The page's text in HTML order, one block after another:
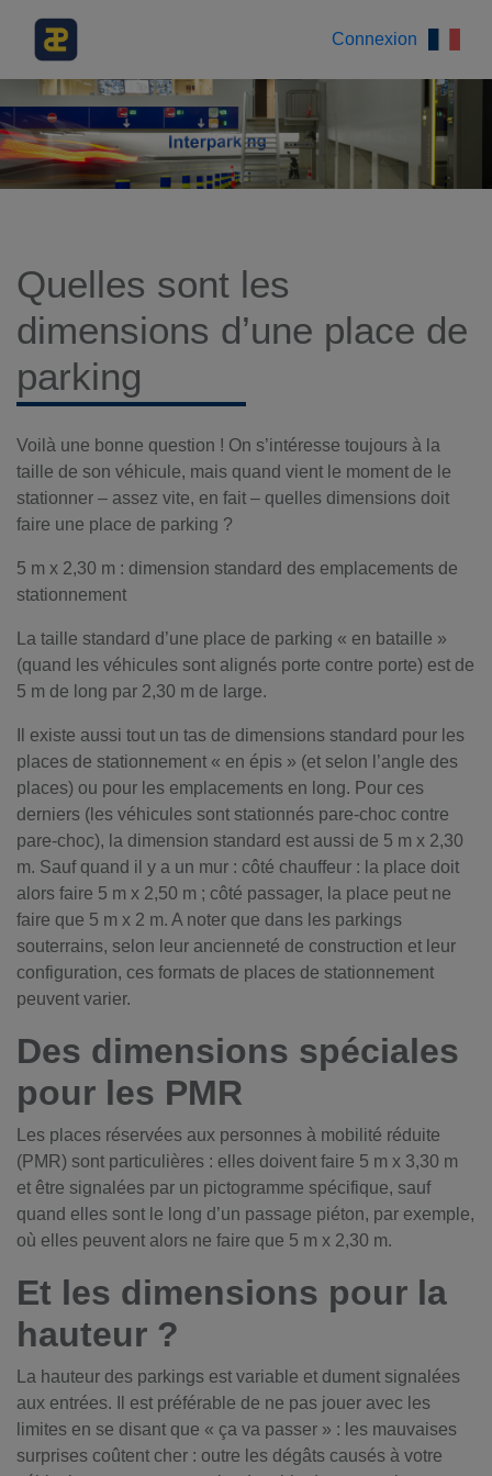
Connexion
Quelles sont les
dimensions d’une place de
parking
Voilà une bonne question ! On s’intéresse toujours à la
taille de son véhicule, mais quand vient le moment de le
stationner – assez vite, en fait – quelles dimensions doit
faire une place de parking ?
5 m x 2,30 m : dimension standard des emplacements de
stationnement
La taille standard d’une place de parking « en bataille »
(quand les véhicules sont alignés porte contre porte) est de
5 m de long par 2,30 m de large.
Il existe aussi tout un tas de dimensions standard pour les
places de stationnement « en épis » (et selon l’angle des
places) ou pour les emplacements en long. Pour ces
derniers (les véhicules sont stationnés pare-choc contre
pare-choc), la dimension standard est aussi de 5 m x 2,30
m. Sauf quand il y a un mur : côté chauffeur : la place doit
alors faire 5 m x 2,50 m ; côté passager, la place peut ne
faire que 5 m x 2 m. A noter que dans les parkings
souterrains, selon leur ancienneté de construction et leur
configuration, ces formats de places de stationnement
peuvent varier.
Des dimensions spéciales
pour les PMR
Les places réservées aux personnes à mobilité réduite
(PMR) sont particulières : elles doivent faire 5 m x 3,30 m
et être signalées par un pictogramme spécifique, sauf
quand elles sont le long d’un passage piéton, par exemple,
où elles peuvent alors ne faire que 5 m x 2,30 m.
Et les dimensions pour la
hauteur ?
La hauteur des parkings est variable et dument signalées
aux entrées. Il est préférable de ne pas jouer avec les
limites en se disant que « ça va passer » : les mauvaises
surprises coûtent cher : outre les dégâts causés à votre